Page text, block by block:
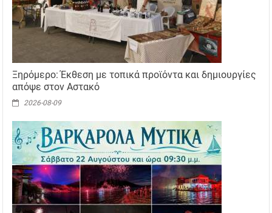
Ξηρόμερο: Έκθεση με τοπικά προϊόντα και δημιουργίες
απόψε στον Αστακό
2026-08-09